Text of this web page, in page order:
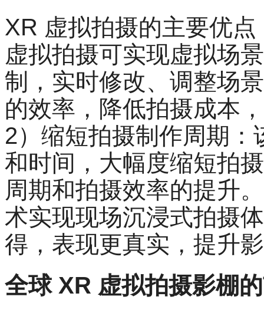
XR 虚拟拍摄的主要优
虚拟拍摄可实现虚拟场
制，实时修改、调整场
的效率，降低拍摄成本
2）缩短拍摄制作周期
和时间，大幅度缩短拍
周期和拍摄效率的提升
术实现现场沉浸式拍摄
得，表现更真实，提升
全球 XR 虚拟拍摄影棚